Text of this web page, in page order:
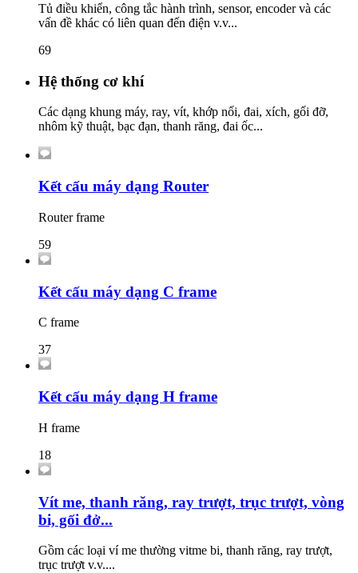
Tủ điều khiển, công tắc hành trình, sensor, encoder và các
vấn đề khác có liên quan đến điện v.v...
69
Hệ thống cơ khí
Các dạng khung máy, ray, vít, khớp nối, đai, xích, gối đỡ,
nhôm kỹ thuật, bạc đạn, thanh răng, đai ốc...
Kết cấu máy dạng Router
Router frame
59
Kết cấu máy dạng C frame
C frame
37
Kết cấu máy dạng H frame
H frame
18
Vít me, thanh răng, ray trượt, trục trượt, vòng
bi, gối đở...
Gồm các loại ví me thường vitme bi, thanh răng, ray trượt,
trục trượt v.v....